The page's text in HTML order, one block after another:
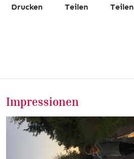
Drucken Teilen Teilen
Impressionen